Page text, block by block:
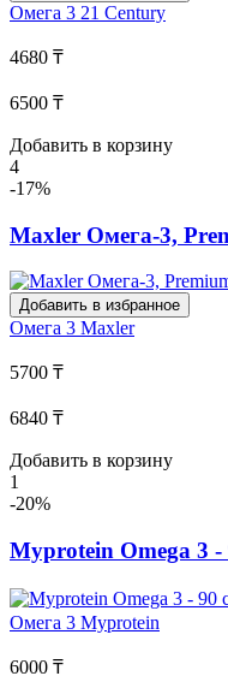
Омега 3 21 Century
4680 ₸
6500 ₸
Добавить в корзину
4
-17%
Maxler Омега-3,
Добавить в избранное
Омега 3 Maxler
5700 ₸
6840 ₸
Добавить в корзину
1
-20%
Myprotein Omega 3 -
Омега 3 Myprotein
6000 ₸